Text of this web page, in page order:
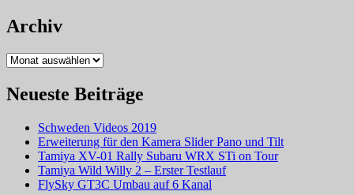
Archiv
Archiv
Neueste Beiträge
Schweden Videos 2019
Erweiterung für den Kamera Slider Pano und Tilt
Tamiya XV-01 Rally Subaru WRX STi on Tour
Tamiya Wild Willy 2 – Erster Testlauf
FlySky GT3C Umbau auf 6 Kanal